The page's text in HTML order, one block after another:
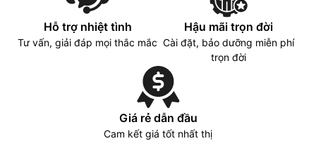
Hỗ trợ nhiệt tình
Tư vấn, giải đáp mọi thắc mắc
Hậu mãi trọn đời
Cài đặt, bảo dưỡng miễn phí
trọn đời
Giá rẻ dẫn đầu
Cam kết giá tốt nhất thị